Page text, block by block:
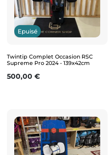
Epuisé
Twintip Complet Occasion RSC
Supreme Pro 2024 - 139x42cm
Prix
500,00 €